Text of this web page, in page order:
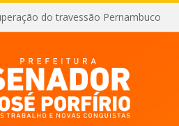
do travessão Pernambuco